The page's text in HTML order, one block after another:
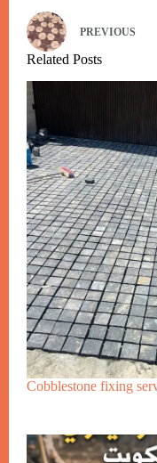
PREVIOUS
Related Posts
Cobblestone fixing